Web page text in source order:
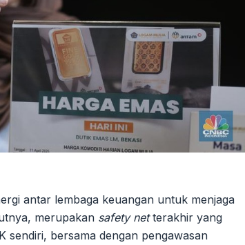
antar lembaga keuangan untuk menjaga
merupakan safety netterakhir yang
sendiri, bersama dengan pengawasan